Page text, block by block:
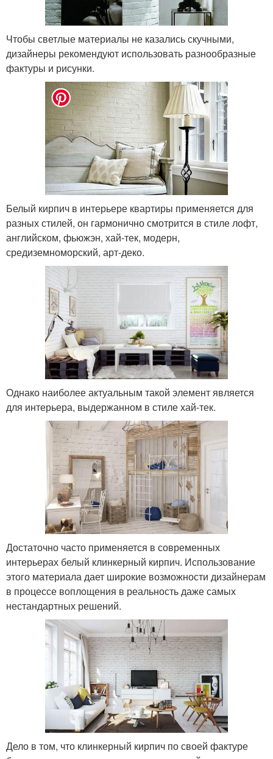
Чтобы светлые материалы не казались скучными,
дизайнеры рекомендуют использовать разнообразные
фактуры и рисунки.
Белый кирпич в интерьере квартиры применяется для
разных стилей, он гармонично смотрится в стиле лофт,
английском, фьюжэн, хай-тек, модерн,
средиземноморский, арт-деко.
Однако наиболее актуальным такой элемент является
для интерьера, выдержанном в стиле хай-тек.
Достаточно часто применяется в современных
интерьерах белый клинкерный кирпич. Использование
этого материала дает широкие возможности дизайнерам
в процессе воплощения в реальность даже самых
нестандартных решений.
Дело в том, что клинкерный кирпич по своей фактуре